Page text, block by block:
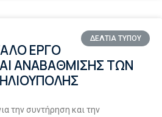
ΔΕΛΤΙΑ ΤΥΠΟΥ
ΕΡΓΟ
ΑΝΑΒΑΘΜΙΣΗΣ ΤΩΝ
την συντήρηση και την